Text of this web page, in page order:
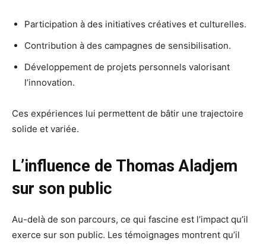
Participation à des initiatives créatives et culturelles.
Contribution à des campagnes de sensibilisation.
Développement de projets personnels valorisant
l’innovation.
Ces expériences lui permettent de bâtir une trajectoire
solide et variée.
L’influence de Thomas Aladjem
sur son public
Au-delà de son parcours, ce qui fascine est l’impact qu’il
exerce sur son public. Les témoignages montrent qu’il